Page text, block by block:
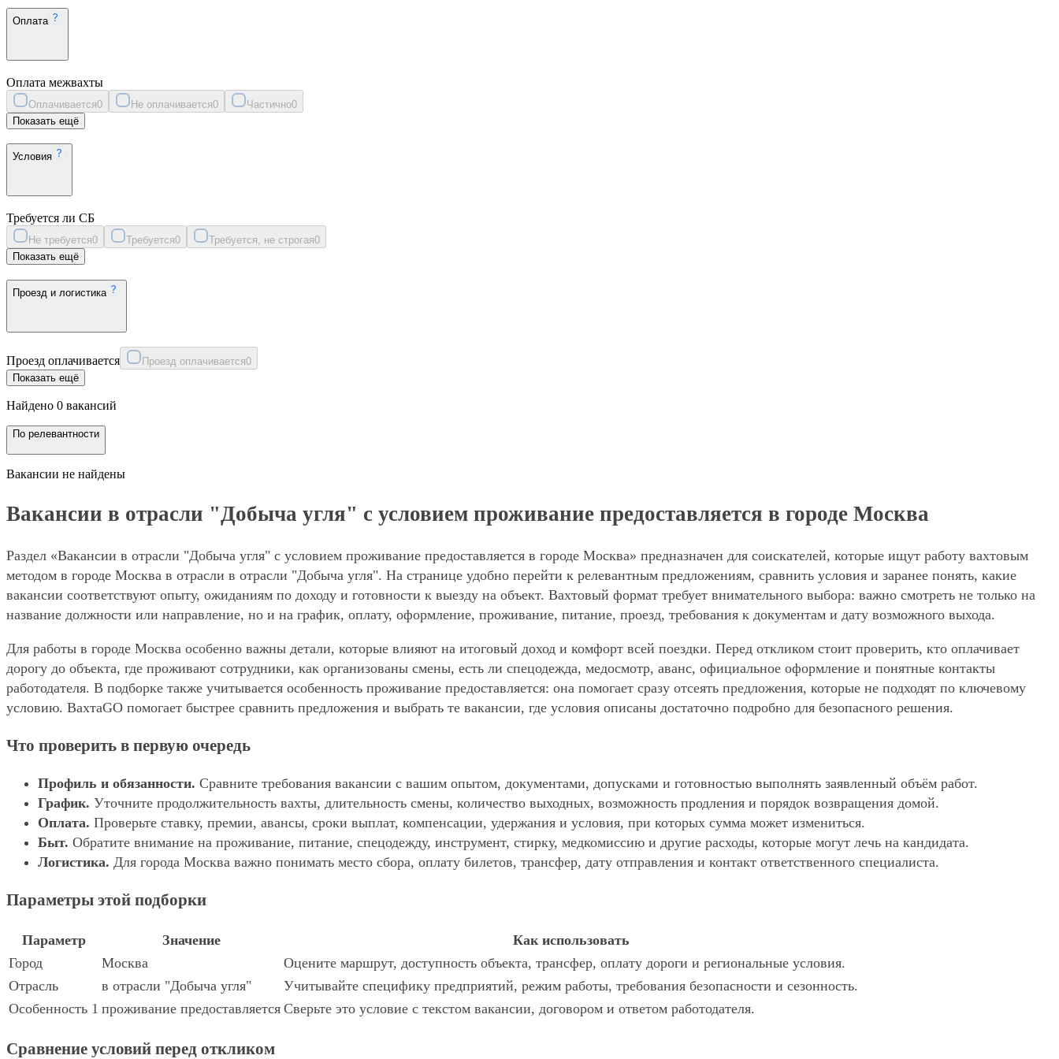
Оплата
Оплата межвахты
Оплачивается0 Не оплачивается0 Частично0
Показать ещё
Условия
Требуется ли СБ
Не требуется0 Требуется0 Требуется, не строгая0
Показать ещё
Проезд и логистика
Проезд оплачивается Проезд оплачивается0
Показать ещё
Найдено 0 вакансий
По релевантности
Вакансии не найдены
Вакансии в отрасли "Добыча угля" с условием проживание предоставляется в городе Москва
Раздел «Вакансии в отрасли "Добыча угля" с условием проживание предоставляется в городе Москва» предназначен для соискателей, которые ищут работу вахтовым
методом в городе Москва в отрасли в отрасли "Добыча угля". На странице удобно перейти к релевантным предложениям, сравнить условия и заранее понять, какие
вакансии соответствуют опыту, ожиданиям по доходу и готовности к выезду на объект. Вахтовый формат требует внимательного выбора: важно смотреть не только на
название должности или направление, но и на график, оплату, оформление, проживание, питание, проезд, требования к документам и дату возможного выхода.
Для работы в городе Москва особенно важны детали, которые влияют на итоговый доход и комфорт всей поездки. Перед откликом стоит проверить, кто оплачивает
дорогу до объекта, где проживают сотрудники, как организованы смены, есть ли спецодежда, медосмотр, аванс, официальное оформление и понятные контакты
работодателя. В подборке также учитывается особенность проживание предоставляется: она помогает сразу отсеять предложения, которые не подходят по ключевому
условию. ВахтаGO помогает быстрее сравнить предложения и выбрать те вакансии, где условия описаны достаточно подробно для безопасного решения.
Что проверить в первую очередь
Профиль и обязанности. Сравните требования вакансии с вашим опытом, документами, допусками и готовностью выполнять заявленный объём работ.
График. Уточните продолжительность вахты, длительность смены, количество выходных, возможность продления и порядок возвращения домой.
Оплата. Проверьте ставку, премии, авансы, сроки выплат, компенсации, удержания и условия, при которых сумма может измениться.
Быт. Обратите внимание на проживание, питание, спецодежду, инструмент, стирку, медкомиссию и другие расходы, которые могут лечь на кандидата.
Логистика. Для города Москва важно понимать место сбора, оплату билетов, трансфер, дату отправления и контакт ответственного специалиста.
Параметры этой подборки
Параметр Значение
Как использовать
Город
Москва
Оцените маршрут, доступность объекта, трансфер, оплату дороги и региональные условия.
Отрасль
в отрасли "Добыча угля"
Учитывайте специфику предприятий, режим работы, требования безопасности и сезонность.
Особенность 1 проживание предоставляется Сверьте это условие с текстом вакансии, договором и ответом работодателя.
Сравнение условий перед откликом